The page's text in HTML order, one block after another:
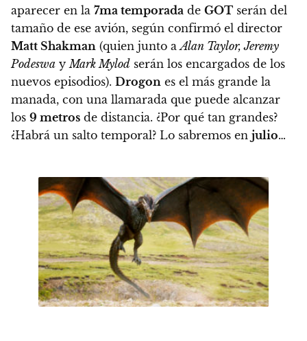
aparecer en la 7ma temporada de GOT serán del
tamaño de ese avión, según confirmó el director
Matt Shakman (quien junto aAlan Taylor, Jeremy
Podeswa yMark Mylod serán los encargados de los
nuevos episodios). Drogon es el más grande la
manada, con una llamarada que puede alcanzar
los 9 metros de distancia. ¿Por qué tan grandes?
¿Habrá un salto temporal? Lo sabremos en julio…